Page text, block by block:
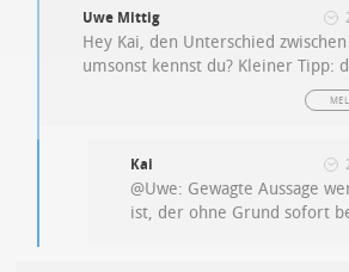
Uwe Mittig
Hey Kai, den Unterschied
umsonst kennst du? Kleiner Tipp:
Kai
@Uwe: Gewagte Aussage
ist, der ohne Grund sofort